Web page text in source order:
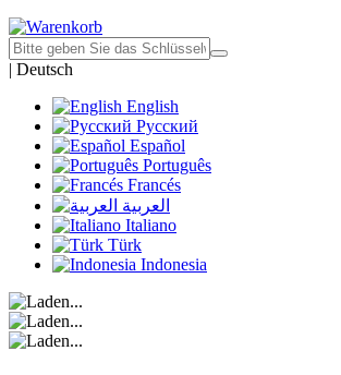
| Deutsch
English
Русский
Español
Português
Francés
العربية
Italiano
Türk
Indonesia